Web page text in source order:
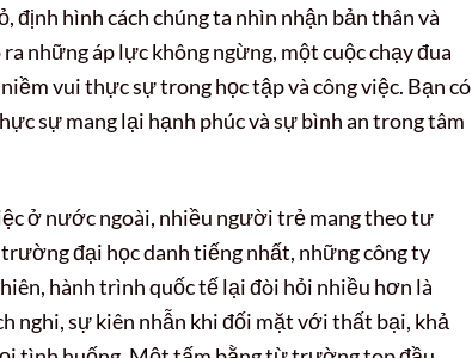
hình cách chúng ta nhìn nhận bản thân và
những áp lực không ngừng, một cuộc chạy đua
vui thực sự trong học tập và công việc. Bạn có
sự mang lại hạnh phúc và sự bình an trong tâm
ở nước ngoài, nhiều người trẻ mang theo tư
đại học danh tiếng nhất, những công ty
hành trình quốc tế lại đòi hỏi nhiều hơn là
nghi, sự kiên nhẫn khi đối mặt với thất bại, khả